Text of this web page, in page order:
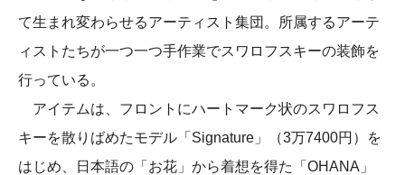
て生まれ変わらせるアーティスト集団。所属するアーテ
ィストたちが一つ一つ手作業でスワロフスキーの装飾を
行っている。
アイテムは、フロントにハートマーク状のスワロフス
キーを散りばめたモデル「Signature」（3万7400円）を
はじめ、日本語の「お花」から着想を得た「OHANA」